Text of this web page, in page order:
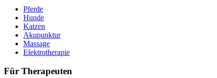
Pferde
Hunde
Katzen
Akupunktur
Massage
Elektrotherapie
Für Therapeuten